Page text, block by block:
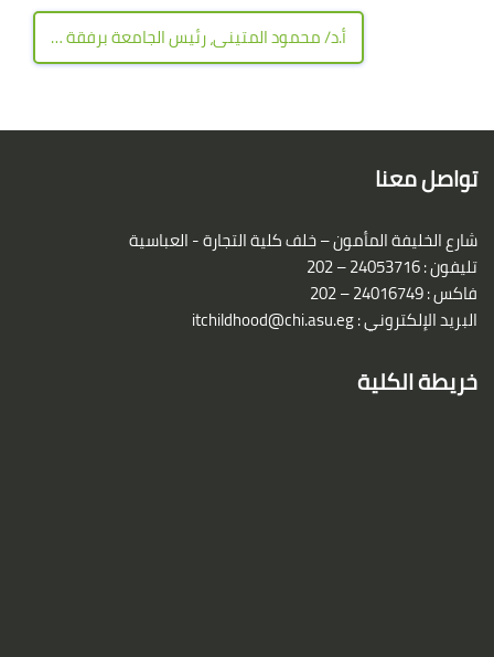
أ.د/ محمود المتينى، رئيس الجامعة برفقة أ.د/ هويدا الجبالى عميد الكلية خلال حفل تسلم شهادة إعتماد الكلية بالهيئة القومية لضمان الجودة والاعتماد ←
الكتل
تواصل معنا
شارع الخليفة المأمون – خلف كلية التجارة - العباسية
تليفون : 24053716 – 202
فاكس : 24016749 – 202
البريد الإلكتروني :itchildhood@chi.asu.eg
خريطة الكلية